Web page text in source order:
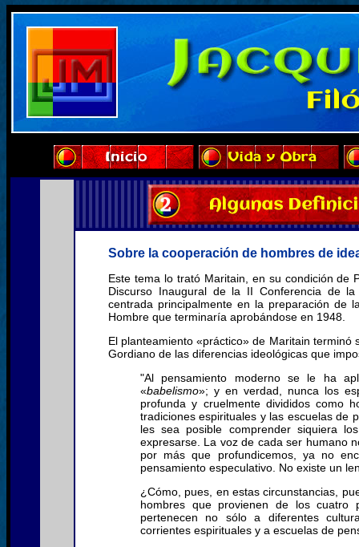
Sobre la cooperación de hombres de
Este tema lo trató Maritain, en su condición de
Discurso Inaugural de la II Conferencia de
centrada principalmente en la preparación de
Hombre que terminaría aprobándose en 1948.
El planteamiento «práctico» de Maritain
Gordiano de las diferencias ideológicas que
"Al pensamiento moderno se le ha
«babelismo»; y en verdad, nunca los
profunda y cruelmente divididos como
tradiciones espirituales y las escuelas de
les sea posible comprender siquiera
expresarse. La voz de cada ser humano
por más que profundicemos, ya no
pensamiento especulativo. No existe un
¿Cómo, pues, en estas circunstancias,
hombres que provienen de los
pertenecen no sólo a diferentes
corrientes espirituales y a escuelas de